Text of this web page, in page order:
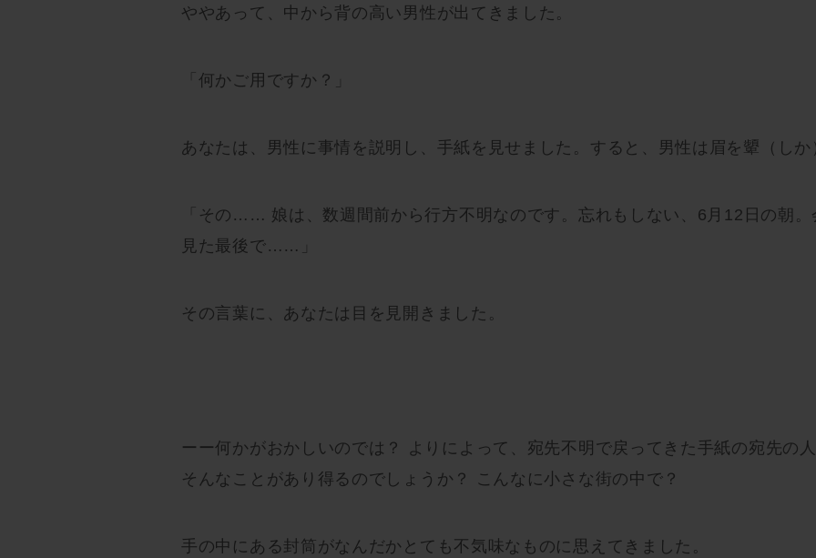
ややあって、中から背の高い男性が出てきました。
「何かご用ですか？」
あなたは、男性に事情を説明し、手紙を見せました。すると、男性は眉を顰（し
「その…… 娘は、数週間前から行方不明なのです。忘れもしない、6月12日の朝
見た最後で……」
その言葉に、あなたは目を見開きました。
ーー何かがおかしいのでは？ よりによって、宛先不明で戻ってきた手紙の宛先の
そんなことがあり得るのでしょうか？ こんなに小さな街の中で？
手の中にある封筒がなんだかとても不気味なものに思えてきました。